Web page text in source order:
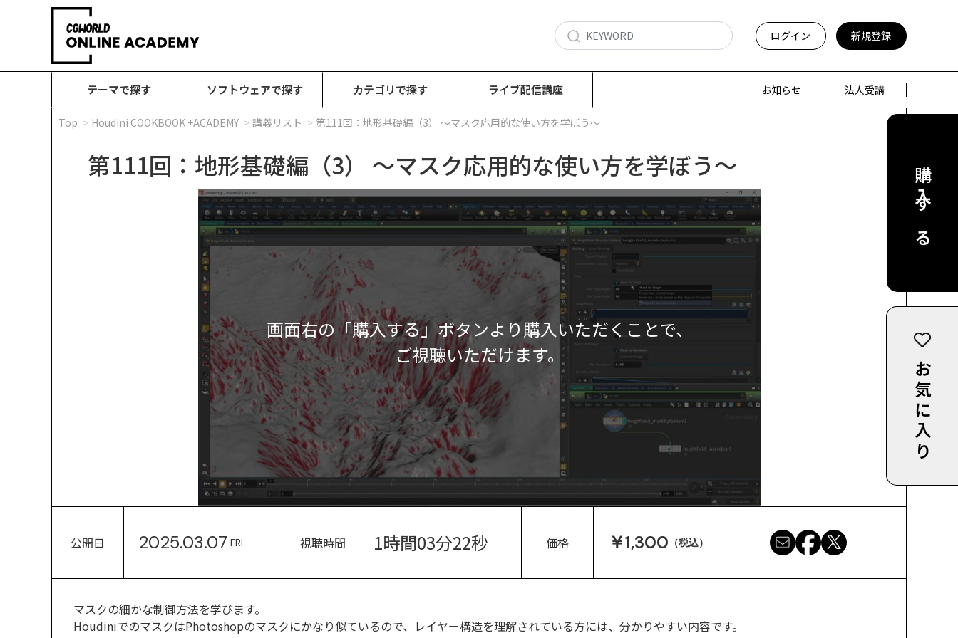
ログイン 新規登録
テーマで探す ソフトウェアで探す カテゴリで探す ライブ配信講座 お知らせ 法人受講
Top Houdini COOKBOOK +ACADEMY 講義リスト 第111回：地形基礎編（3） ～マスク応用的な使い方を学ぼう～
第111回：地形基礎編（3） ～マスク応用的な使い方を学ぼう～
画面右の「購入する」ボタンより購入いただくことで、
ご視聴いただけます。
購入する
お気に入り
公開日 2025.03.07 FRI 視聴時間 1時間03分22秒 価格 ￥1,300 （税込）
マスクの細かな制御方法を学びます。
HoudiniでのマスクはPhotoshopのマスクにかなり似ているので、レイヤー構造を理解されている方には、分かりやすい内容です。